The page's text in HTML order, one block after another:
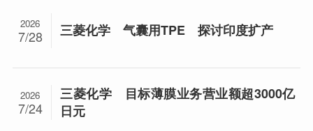
三菱化学 气囊用TPE 探讨印度扩产
2026
7/28
三菱化学 目标薄膜业务营业额超3000亿
日元
2026
7/24